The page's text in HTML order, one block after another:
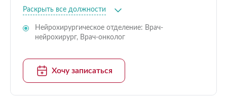
Раскрыть все должности
Нейрохирургическое отделение: Врач-
нейрохирург, Врач-онколог
Хочу записаться